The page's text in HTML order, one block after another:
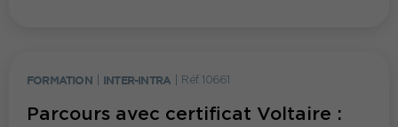
FORMATION INTER-INTRA Réf. 10661
Parcours avec certificat Voltaire :